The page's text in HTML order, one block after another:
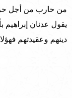
من حارب من أجل
يقول عدنان إبراهيم
دينهم وعقيدتهم